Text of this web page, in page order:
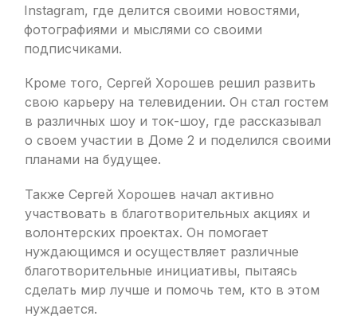
Instagram, где делится своими новостями,
фотографиями и мыслями со своими
подписчиками.
Кроме того, Сергей Хорошев решил развить
свою карьеру на телевидении. Он стал гостем
в различных шоу и ток-шоу, где рассказывал
о своем участии в Доме 2 и поделился своими
планами на будущее.
Также Сергей Хорошев начал активно
участвовать в благотворительных акциях и
волонтерских проектах. Он помогает
нуждающимся и осуществляет различные
благотворительные инициативы, пытаясь
сделать мир лучше и помочь тем, кто в этом
нуждается.